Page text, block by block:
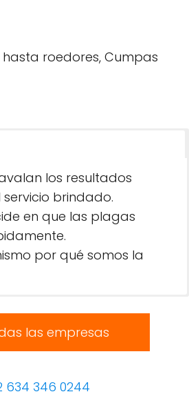
roedores, Cumpas
los resultados
brindado.
en que las plagas
por qué somos la
las empresas
634 346 0244